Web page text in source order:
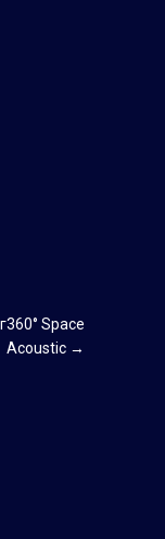
360° Space
Acoustic →